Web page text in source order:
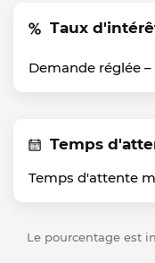
Taux
Demande réglée –
Temps
Temps d'attente
Le pourcentage est